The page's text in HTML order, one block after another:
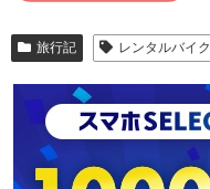
旅行記 レンタルバイク